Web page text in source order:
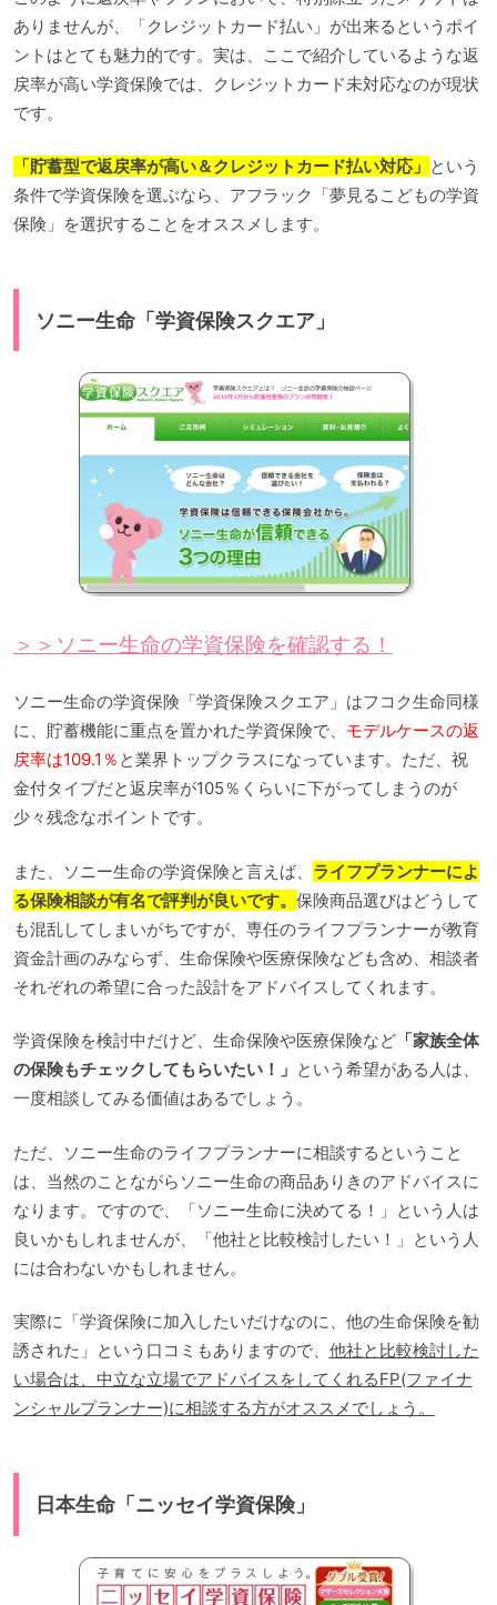
ありませんが、「クレジットカード払い」が出来るというポイ
ントはとても魅力的です。実は、ここで紹介しているような返
戻率が高い学資保険では、クレジットカード未対応なのが現状
です。
「貯蓄型で返戻率が高い＆クレジットカード払い対応」 という
条件で学資保険を選ぶなら、アフラック「夢見るこどもの学資
保険」を選択することをオススメします。
ソニー生命「学資保険スクエア」
＞＞ソニー生命の学資保険を確認する！
ソニー生命の学資保険「学資保険スクエア」はフコク生命同様
に、貯蓄機能に重点を置かれた学資保険で、 モデルケースの返
戻率は109.1％ と業界トップクラスになっています。ただ、祝
金付タイプだと返戻率が105％くらいに下がってしまうのが
少々残念なポイントです。
また、ソニー生命の学資保険と言えば、 ライフプランナーによ
る保険相談が有名で評判が良いです。 保険商品選びはどうして
も混乱してしまいがちですが、専任のライフプランナーが教育
資金計画のみならず、生命保険や医療保険なども含め、相談者
それぞれの希望に合った設計をアドバイスしてくれます。
学資保険を検討中だけど、生命保険や医療保険など「家族全体
の保険もチェックしてもらいたい！」 という希望がある人は、
一度相談してみる価値はあるでしょう。
ただ、ソニー生命のライフプランナーに相談するということ
は、当然のことながらソニー生命の商品ありきのアドバイスに
なります。ですので、「ソニー生命に決めてる！」という人は
良いかもしれませんが、「他社と比較検討したい！」という人
には合わないかもしれません。
実際に「学資保険に加入したいだけなのに、他の生命保険を勧
誘された」という口コミもありますので、 他社と比較検討した
い場合は、中立な立場でアドバイスをしてくれるFP(ファイナ
ンシャルプランナー)に相談する方がオススメでしょう。
日本生命「ニッセイ学資保険」